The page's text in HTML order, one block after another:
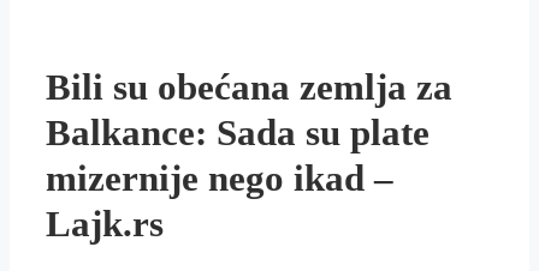
Bili su obećana zemlja za
Balkance: Sada su plate
mizernije nego ikad –
Lajk.rs